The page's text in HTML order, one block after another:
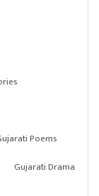
Poems
Gujarati Drama